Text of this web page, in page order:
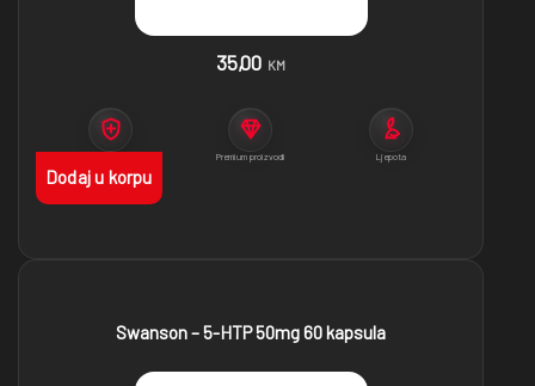
35,00 KM
Premium proizvodi Ljepota
Dodaj u korpu
Swanson – 5-HTP 50mg 60 kapsula